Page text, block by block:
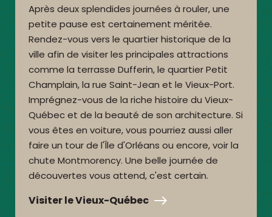
Après deux splendides journées à rouler, une
petite pause est certainement méritée.
Rendez-vous vers le quartier historique de la
ville afin de visiter les principales attractions
comme la terrasse Dufferin, le quartier Petit
Champlain, la rue Saint-Jean et le Vieux-Port.
Imprégnez-vous de la riche histoire du Vieux-
Québec et de la beauté de son architecture. Si
vous êtes en voiture, vous pourriez aussi aller
faire un tour de l'Île d'Orléans ou encore, voir la
chute Montmorency. Une belle journée de
découvertes vous attend, c'est certain.
Visiter le Vieux-Québec